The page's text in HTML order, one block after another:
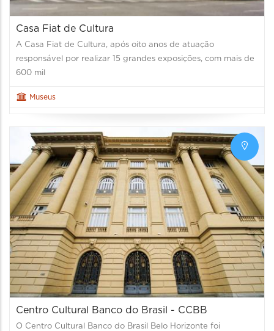
Casa Fiat de Cultura
A Casa Fiat de Cultura, após oito anos de atuação
responsável por realizar 15 grandes exposições, com mais de
600 mil
Museus
Centro Cultural Banco do Brasil - CCBB
O Centro Cultural Banco do Brasil Belo Horizonte foi